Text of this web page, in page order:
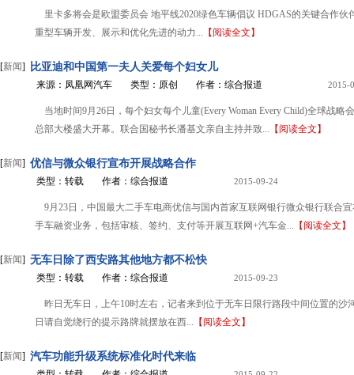
里卡多将会是欧盟委员会 地平线2020绿色车辆倡议 HDGAS的关键合作
重型车辆开发、展示和优化先进的动力... 【阅读全文】
[新闻] 比亚迪和中国第一夫人关爱每个妇女儿
来源：凤凰网汽车 类型：原创 作者：综合报道 2015-
当地时间9月26日，每个妇女每个儿童(Every Woman Every Child)全球战略
总部大楼盛大开幕。联合国秘书长潘基文亲自主持并致... 【阅读全文】
[新闻] 优信与微众银行宣布开展战略合作
类型：转载 作者：综合报道 2015-09-24
9月23日，中国最大二手车电商优信与国内首家互联网银行微众银行联合
手车融资业务，包括审核、签约、支付等开展互联网+汽车金... 【阅读全文】
[新闻] 无车日除了西安路其他地方都不松快
类型：转载 作者：综合报道 2015-09-23
昨日无车日，上午10时左右，记者来到位于无车日限行路段中间位置的沙
日请自觉绕行的提示路牌就摆放在西... 【阅读全文】
[新闻] 汽车功能升级系统标准化时代来临